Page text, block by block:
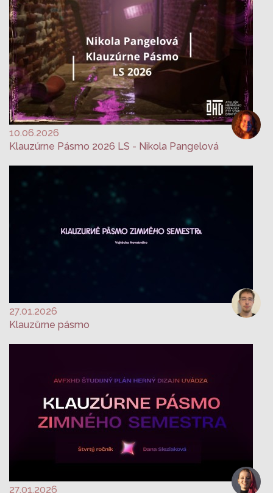
10.06.2026
Klauzúrne Pásmo 2026 LS - Nikola Pangelová
27.01.2026
Klauzůrne pásmo
27.01.2026